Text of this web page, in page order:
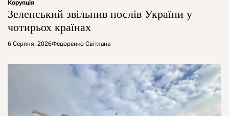
Корупція
Зеленський звільнив послів України у
чотирьох країнах
6 Серпня, 2026Федоренко Світлана